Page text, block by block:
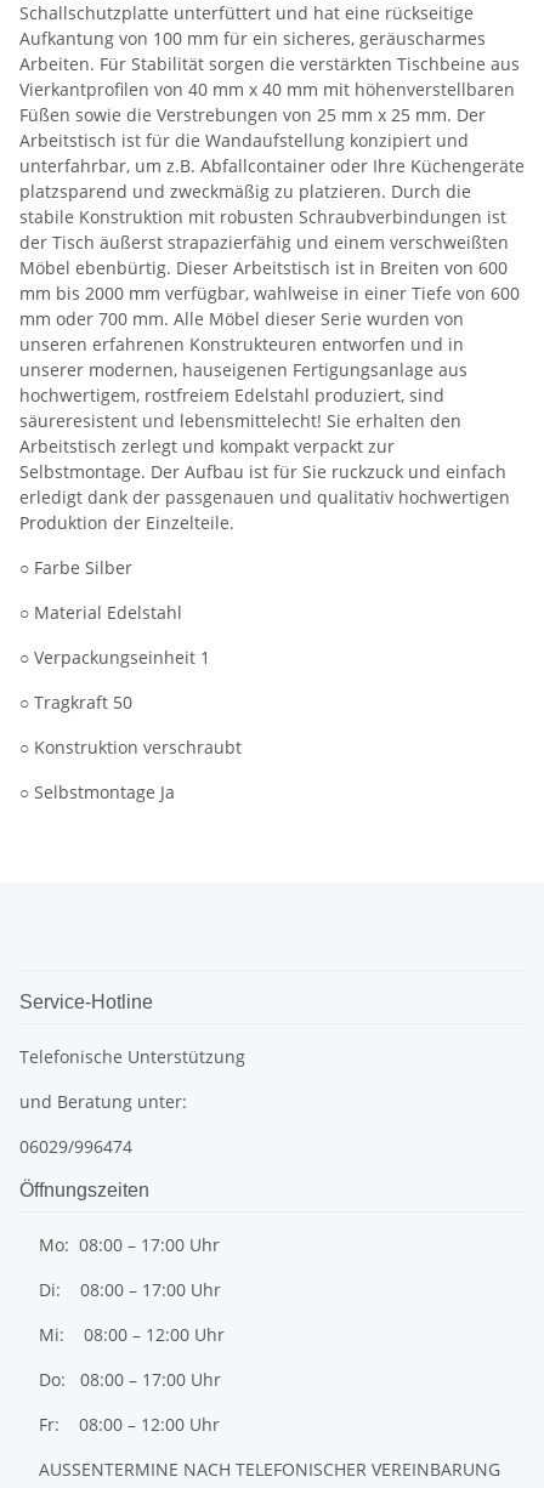
Schallschutzplatte unterfüttert und hat eine rückseitige
Aufkantung von 100 mm für ein sicheres, geräuscharmes
Arbeiten. Für Stabilität sorgen die verstärkten Tischbeine aus
Vierkantprofilen von 40 mm x 40 mm mit höhenverstellbaren
Füßen sowie die Verstrebungen von 25 mm x 25 mm. Der
Arbeitstisch ist für die Wandaufstellung konzipiert und
unterfahrbar, um z.B. Abfallcontainer oder Ihre Küchengeräte
platzsparend und zweckmäßig zu platzieren. Durch die
stabile Konstruktion mit robusten Schraubverbindungen ist
der Tisch äußerst strapazierfähig und einem verschweißten
Möbel ebenbürtig. Dieser Arbeitstisch ist in Breiten von 600
mm bis 2000 mm verfügbar, wahlweise in einer Tiefe von 600
mm oder 700 mm. Alle Möbel dieser Serie wurden von
unseren erfahrenen Konstrukteuren entworfen und in
unserer modernen, hauseigenen Fertigungsanlage aus
hochwertigem, rostfreiem Edelstahl produziert, sind
säureresistent und lebensmittelecht! Sie erhalten den
Arbeitstisch zerlegt und kompakt verpackt zur
Selbstmontage. Der Aufbau ist für Sie ruckzuck und einfach
erledigt dank der passgenauen und qualitativ hochwertigen
Produktion der Einzelteile.
○ Farbe Silber
○ Material Edelstahl
○ Verpackungseinheit 1
○ Tragkraft 50
○ Konstruktion verschraubt
○ Selbstmontage Ja
Service-Hotline
Telefonische Unterstützung
und Beratung unter:
06029/996474
Öffnungszeiten
Mo: 08:00 – 17:00 Uhr
Di: 08:00 – 17:00 Uhr
Mi: 08:00 – 12:00 Uhr
Do: 08:00 – 17:00 Uhr
Fr: 08:00 – 12:00 Uhr
AUSSENTERMINE NACH TELEFONISCHER VEREINBARUNG